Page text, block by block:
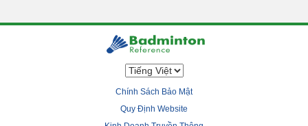
Chính Sách Bảo Mật
Quy Định Website